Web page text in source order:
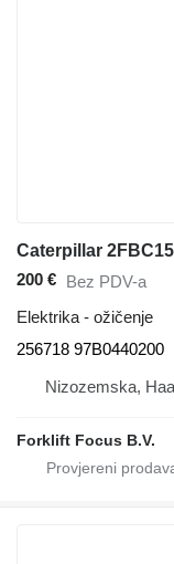
200 € Bez PDV-a
Elektrika - ožičenje
256718 97B0440200
Nizozemska,
Forklift Focus B.V.